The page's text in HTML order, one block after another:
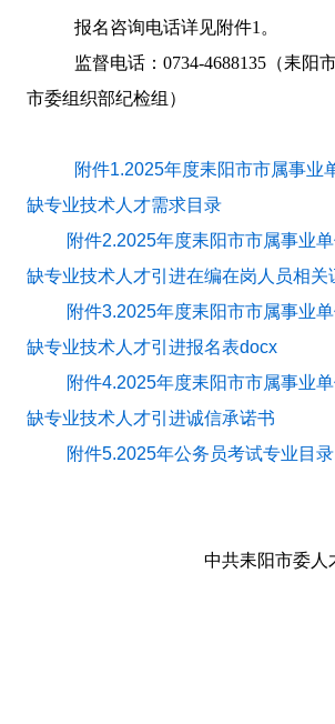
报名咨询电话详见附件1 。
监督电话： 0734-4688135（耒阳
市委组织部纪检组）
附件1.2025年度耒阳市市属事业
缺专业技术人才需求目录
附件2.2025年度耒阳市市属事业
缺专业技术人才引进在编在岗人员相关
附件3.2025年度耒阳市市属事业
缺专业技术人才引进报名表docx
附件4.2025年度耒阳市市属事业
缺专业技术人才引进诚信承诺书
附件5.2025年公务员考试专业目录
中共耒阳市委人